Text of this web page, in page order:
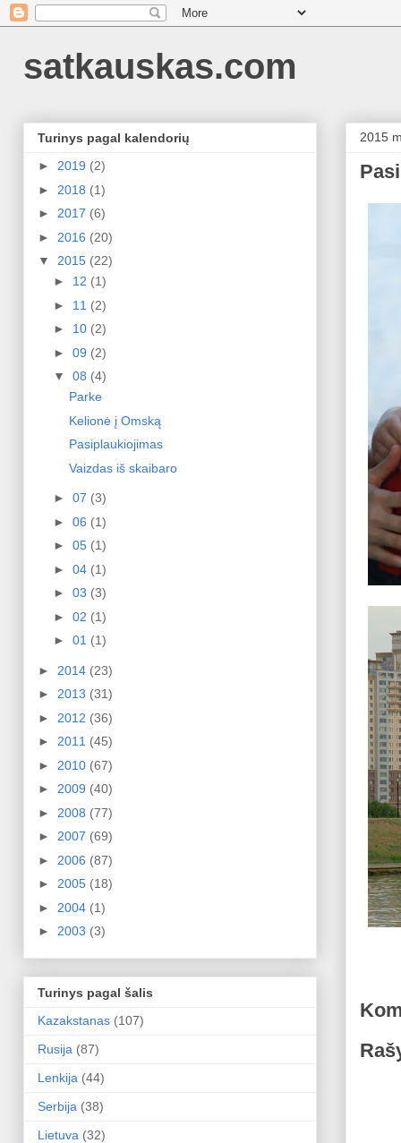
satkauskas.com
2015
Turinys pagal kalendorių
► 2019 (2)
► 2018 (1)
► 2017 (6)
► 2016 (20)
▼ 2015 (22)
► 12 (1)
► 11 (2)
► 10 (2)
► 09 (2)
▼ 08 (4)
Parke
Kelionė į Omską
Pasiplaukiojimas
Vaizdas iš skaibaro
► 07 (3)
► 06 (1)
► 05 (1)
► 04 (1)
► 03 (3)
► 02 (1)
► 01 (1)
► 2014 (23)
► 2013 (31)
► 2012 (36)
► 2011 (45)
► 2010 (67)
► 2009 (40)
► 2008 (77)
► 2007 (69)
► 2006 (87)
► 2005 (18)
► 2004 (1)
► 2003 (3)
Turinys pagal šalis
Kazakstanas (107)
Rusija (87)
Lenkija (44)
Serbija (38)
Lietuva (32)